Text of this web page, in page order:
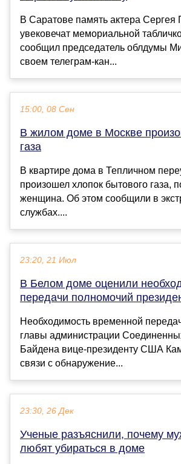
В Саратове память актера Сергея
увековечат мемориальной
сообщил председатель облдумы
своем телеграм-кан...
15:00, 08 Сен
В жилом доме в Москве
газа
В квартире дома в Тепличном
произошел хлопок бытового газа,
женщина. Об этом сообщили в
службах....
23:20, 21 Июл
В Белом доме оценили
передачи полномочий
Необходимость временной
главы администрации
Байдена вице-президенту США
связи с обнаружение...
23:30, 26 Дек
Ученые разъяснили, почему
любят убираться в доме